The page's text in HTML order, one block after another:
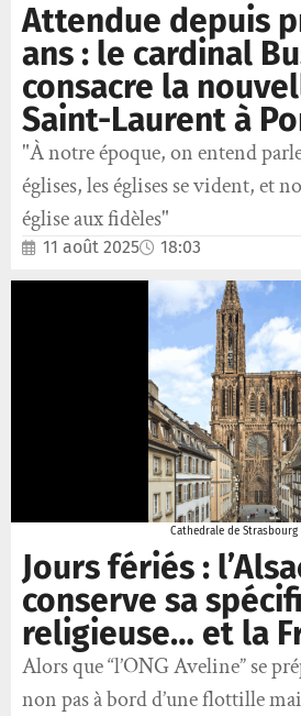
Attendue depuis
ans : le cardinal
consacre la
Saint-Laurent à
"À notre époque, on entend
églises, les églises se vident, et
église aux fidèles"
11 août 2025 18:03
Cathedrale de Strasbourg
Jours fériés :
conserve sa
religieuse… et la
Alors que “l’ONG Aveline” se
non pas à bord d’une flottille